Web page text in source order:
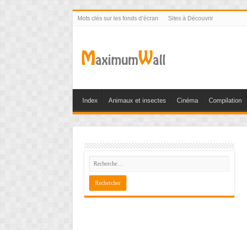
Mots clés sur les fonds d’écran Sites à Découvrir
Index Animaux et insectes Cinéma Compilation